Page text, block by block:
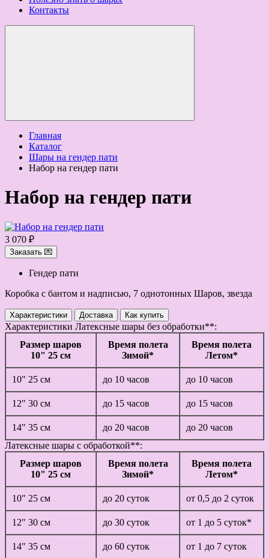
Контакты
Главная
Каталог
Шары на гендер пати
Набор на гендер пати
Набор на гендер пати
3 070 ₽
Заказать 💌
Гендер пати
Коробка с бантом и надписью, 7 однотонных Шаров, звезда
Характеристики Доставка Как купить
Характеристики Латексные шары без обработки**:
Размер шаров
10" 25 см
Время полета
Зимой*
Время полета
Летом*
10" 25 см до 10 часов до 10 часов
12" 30 см до 15 часов до 15 часов
14" 35 см до 20 часов
до 20 часов
Латексные шары с обработкой**:
Размер шаров
10" 25 см
Время полета
Зимой*
Время полета
Летом*
10" 25 см до 20 суток от 0,5 до 2 суток
12" 30 см до 30 суток от 1 до 5 суток*
14" 35 см до 60 суток
от 1 до 7 суток